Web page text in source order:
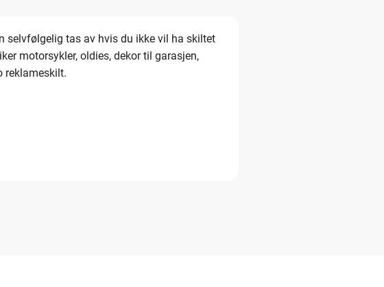
selvfølgelig tas av hvis du ikke vil ha skiltet
motorsykler, oldies, dekor til garasjen,
reklameskilt.